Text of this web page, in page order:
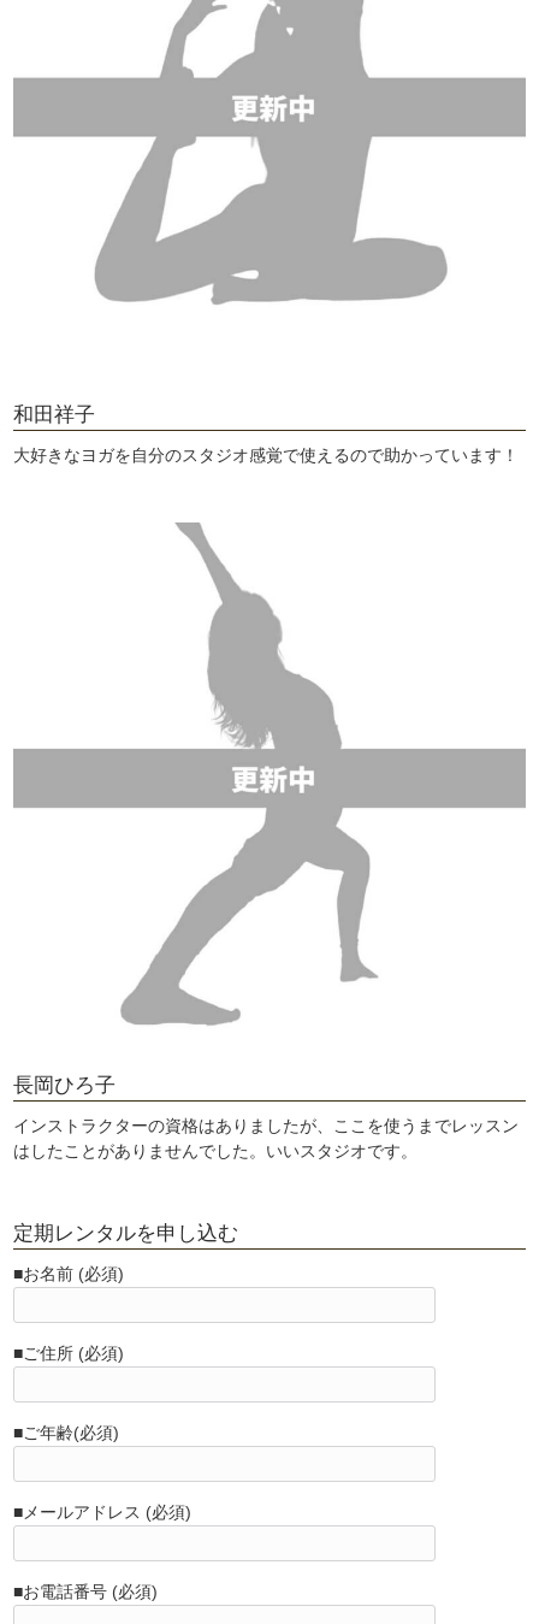
和田祥子
大好きなヨガを自分のスタジオ感覚で使えるので助かっています！
長岡ひろ子
インストラクターの資格はありましたが、ここを使うまでレッスン
はしたことがありませんでした。いいスタジオです。
定期レンタルを申し込む
■お名前 (必須)
■ご住所 (必須)
■ご年齢(必須)
■メールアドレス (必須)
■お電話番号 (必須)